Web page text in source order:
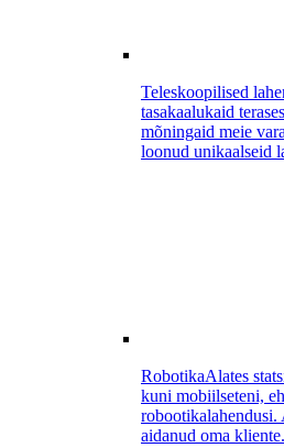
Teleskoopilised
tasakaalukaid
mõningaid meie
loonud unikaalseid
RobotikaAlates
kuni mobiilseteni,
robootikalahendusi.
aidanud oma kliente.